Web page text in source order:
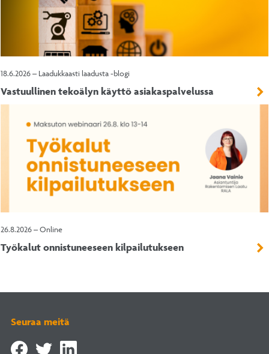
18.6.2026 – Laadukkaasti laadusta -blogi
Vastuullinen tekoälyn käyttö asiakaspalvelussa
26.8.2026 – Online
Työkalut onnistuneeseen kilpailutukseen
Seuraa meitä